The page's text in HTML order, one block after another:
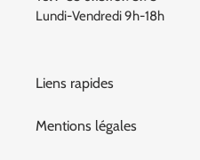
Lundi-Vendredi 9h-18h
Liens rapides
Mentions légales